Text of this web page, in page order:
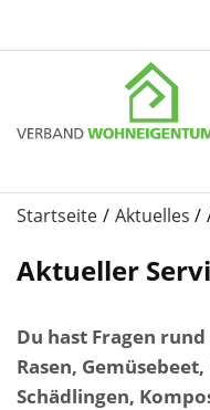
Startseite Aktuelles
Aktueller
Du hast Fragen
Rasen,
Schädlingen,